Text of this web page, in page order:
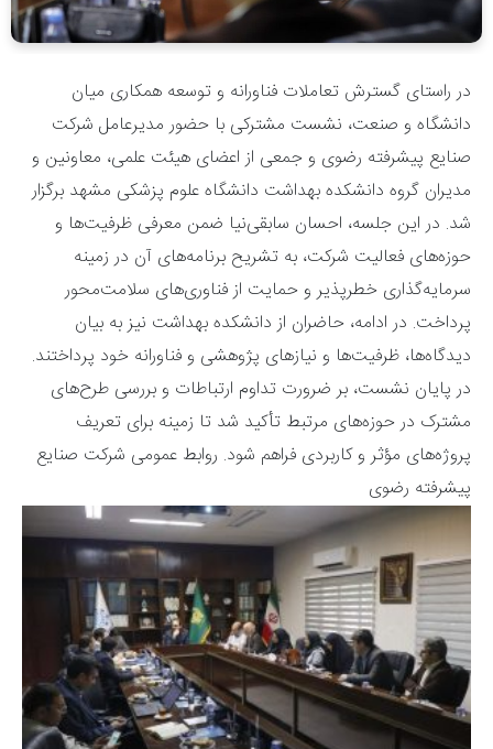
در راستای گسترش تعاملات فناورانه و توسعه همکاری میان
دانشگاه و صنعت، نشست مشترکی با حضور مدیرعامل شرکت
صنایع پیشرفته رضوی و جمعی از اعضای هیئت علمی، معاونین و
مدیران گروه دانشکده بهداشت دانشگاه علوم پزشکی مشهد برگزار
شد. در این جلسه، احسان سابقی‌نیا ضمن معرفی ظرفیت‌ها و
حوزه‌های فعالیت شرکت، به تشریح برنامه‌های آن در زمینه
سرمایه‌گذاری خطرپذیر و حمایت از فناوری‌های سلامت‌محور
پرداخت. در ادامه، حاضران از دانشکده بهداشت نیز به بیان
دیدگاه‌ها، ظرفیت‌ها و نیازهای پژوهشی و فناورانه خود پرداختند.
در پایان نشست، بر ضرورت تداوم ارتباطات و بررسی طرح‌های
مشترک در حوزه‌های مرتبط تأکید شد تا زمینه برای تعریف
پروژه‌های مؤثر و کاربردی فراهم شود. روابط عمومی شرکت صنایع
پیشرفته رضوی